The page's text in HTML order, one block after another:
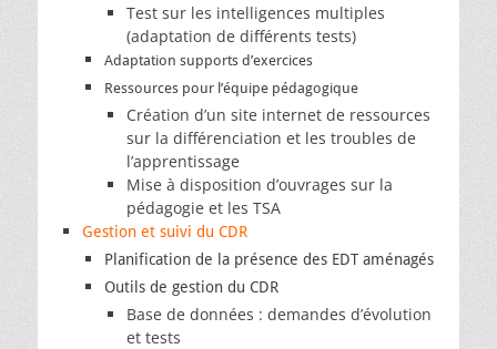
Test sur les intelligences multiples
(adaptation de différents tests)
Adaptation supports d’exercices
Ressources pour l’équipe pédagogique
Création d’un site internet de ressources
sur la différenciation et les troubles de
l’apprentissage
Mise à disposition d’ouvrages sur la
pédagogie et les TSA
Gestion et suivi du CDR
Planification de la présence des EDT aménagés
Outils de gestion du CDR
Base de données : demandes d’évolution
et tests